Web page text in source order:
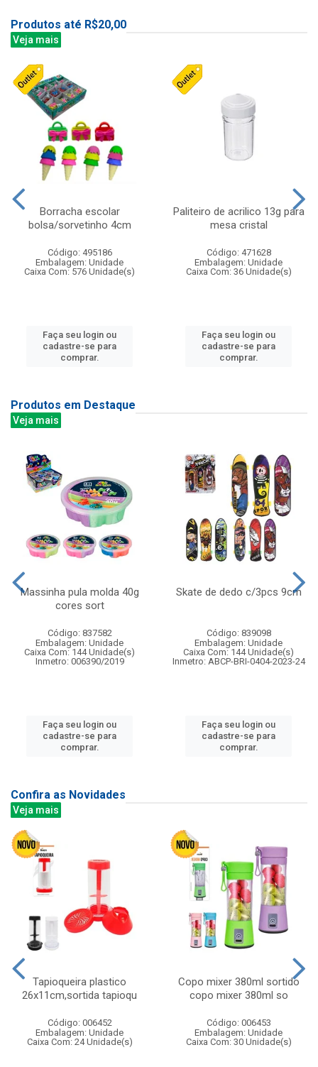
Produtos até R$20,00
Veja mais
Borracha escolar
bolsa/sorvetinho 4cm
Código: 495186
Embalagem: Unidade
Caixa Com: 576 Unidade(s)
Faça seu login ou
cadastre-se para
comprar.
Paliteiro de acrilico 13g para
mesa cristal
Código: 471628
Embalagem: Unidade
Caixa Com: 36 Unidade(s)
Faça seu login ou
cadastre-se para
comprar.
Produtos em Destaque
Veja mais
Massinha pula molda 40g
cores sort
Código: 837582
Embalagem: Unidade
Caixa Com: 144 Unidade(s)
Inmetro: 006390/2019
Faça seu login ou
cadastre-se para
comprar.
Skate de dedo c/3pcs 9cm
Código: 839098
Embalagem: Unidade
Caixa Com: 144 Unidade(s)
Inmetro: ABCP-BRI-0404-2023-24
Faça seu login ou
cadastre-se para
comprar.
Confira as Novidades
Veja mais
Tapioqueira plastico
26x11cm,sortida tapioqu
Código: 006452
Embalagem: Unidade
Caixa Com: 24 Unidade(s)
Copo mixer 380ml sortido
copo mixer 380ml so
Código: 006453
Embalagem: Unidade
Caixa Com: 30 Unidade(s)